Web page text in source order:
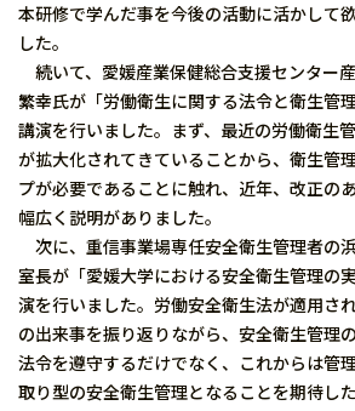
本研修で学んだ事を今後の活動に活かして
した。
続いて、愛媛産業保健総合支援センター
繁幸氏が「労働衛生に関する法令と衛生管
講演を行いました。まず、最近の労働衛生
が拡大化されてきていることから、衛生管
プが必要であることに触れ、近年、改正の
幅広く説明がありました。
次に、重信事業場専任安全衛生管理者の
室長が「愛媛大学における安全衛生管理の
演を行いました。労働安全衛生法が適用さ
の出来事を振り返りながら、安全衛生管理
法令を遵守するだけでなく、これからは管
取り型の安全衛生管理となることを期待し